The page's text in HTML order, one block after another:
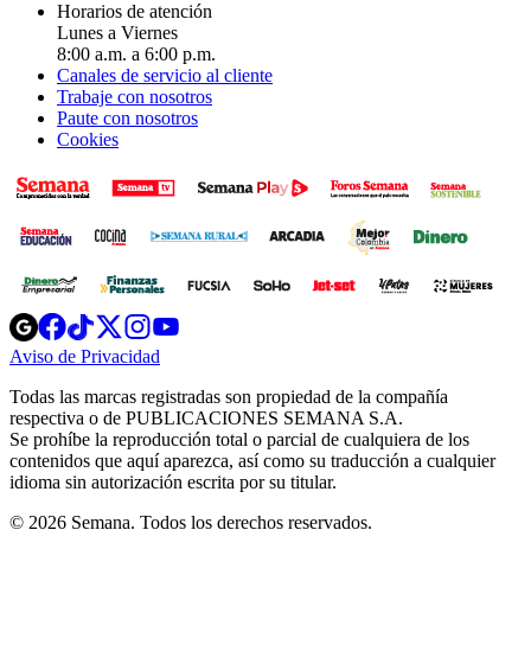
Horarios de atención
Lunes a Viernes
8:00 a.m. a 6:00 p.m.
Canales de servicio al cliente
Trabaje con nosotros
Paute con nosotros
Cookies
Opens
in
new
Opens
in
new
Opens
in
new
window
Opens
new
windowwindow
Aviso de Privacidad
new
window
Todas las marcas registradas son propiedad de la compañía
respectiva o de PUBLICACIONES SEMANA S.A.
Se prohíbe la reproducción total o parcial de cualquiera de los
contenidos que aquí aparezca, así como su traducción a cualquier
idioma sin autorización escrita por su titular.
© 2026 Semana. Todos los derechos reservados.